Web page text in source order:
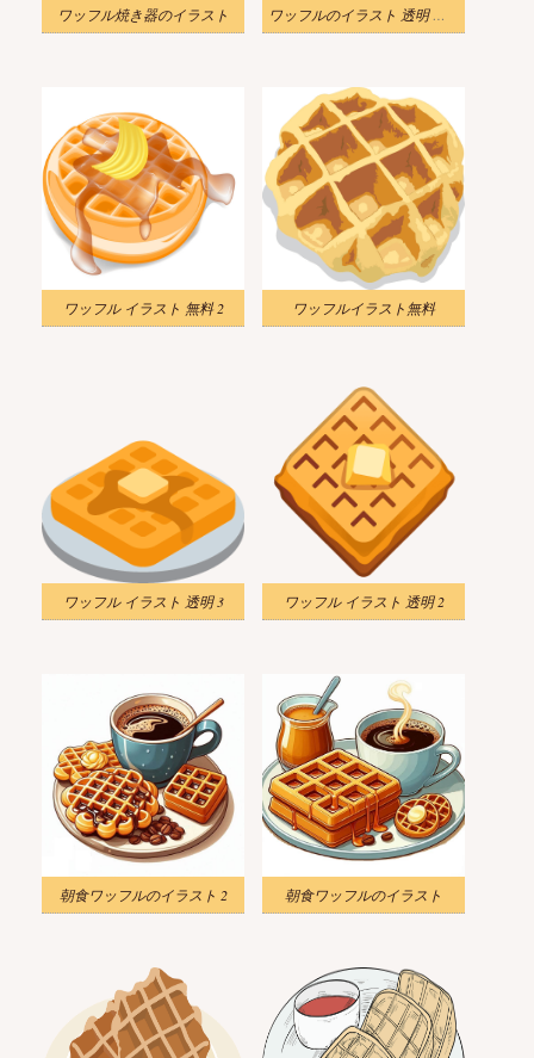
ワッフル焼き器のイラスト ワッフルのイラスト 透明 無料
ワッフル イラスト 無料 2 ワッフルイラスト無料
ワッフル イラスト 透明 3 ワッフル イラスト 透明 2
朝食ワッフルのイラスト 2 朝食ワッフルのイラスト